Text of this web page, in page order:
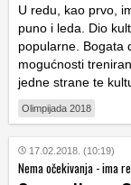
U redu, kao prvo,
puno i leda. Dio
popularne. Bogata
mogućnosti
jedne strane te
Olimpijada 2018
17.02.2018. (10:19)
Nema očekivanja - ima